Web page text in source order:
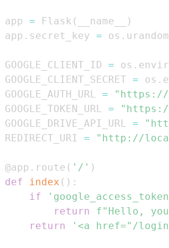
app = Flask ( __name__
)
app . secret_key = os . urandom
GOOGLE_CLIENT_ID = os .
GOOGLE_CLIENT_SECRET = os .
GOOGLE_AUTH_URL =
"https://
GOOGLE_TOKEN_URL =
"https://
GOOGLE_DRIVE_API_URL =
REDIRECT_URI = "http://
@app . route ( '/' )
def
index ( ) :
if
return
f"Hello,
return
'<a href="/